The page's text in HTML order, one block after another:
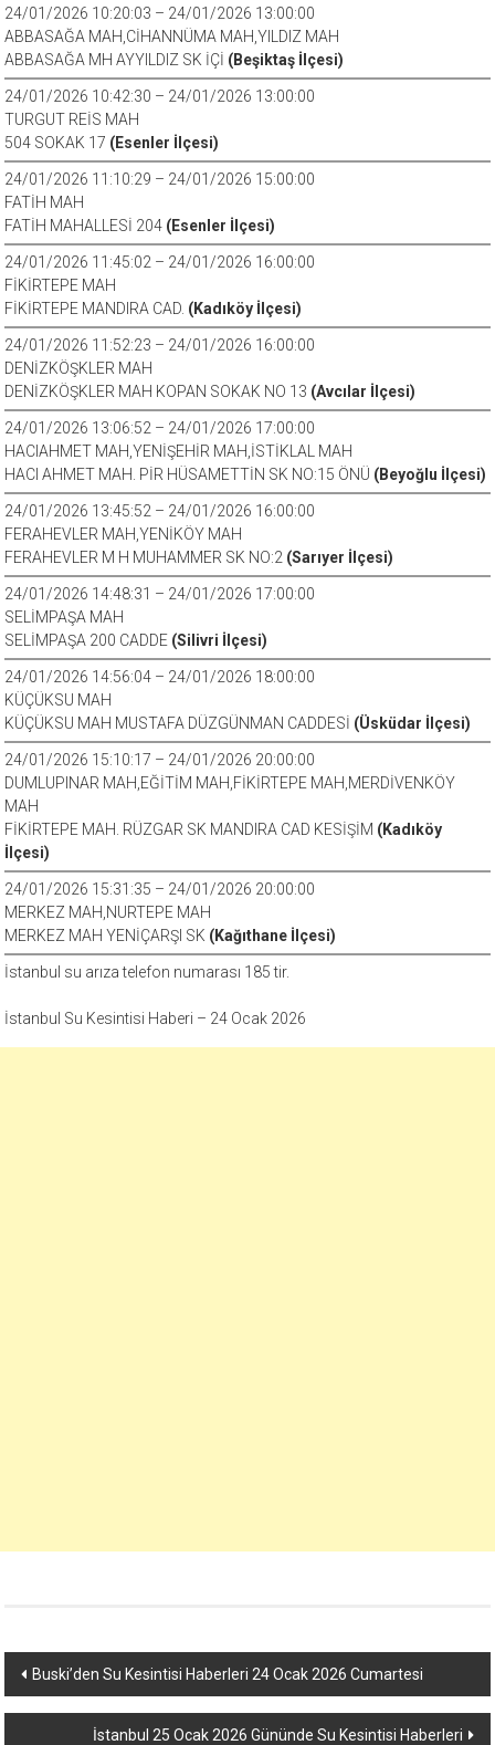
24/01/2026 10:20:03 – 24/01/2026 13:00:00
ABBASAĞA MAH,CİHANNÜMA MAH,YILDIZ MAH
ABBASAĞA MH AYYILDIZ SK İÇİ (Beşiktaş İlçesi)
24/01/2026 10:42:30 – 24/01/2026 13:00:00
TURGUT REİS MAH
504 SOKAK 17 (Esenler İlçesi)
24/01/2026 11:10:29 – 24/01/2026 15:00:00
FATİH MAH
FATİH MAHALLESİ 204 (Esenler İlçesi)
24/01/2026 11:45:02 – 24/01/2026 16:00:00
FİKİRTEPE MAH
FİKİRTEPE MANDIRA CAD. (Kadıköy İlçesi)
24/01/2026 11:52:23 – 24/01/2026 16:00:00
DENİZKÖŞKLER MAH
DENİZKÖŞKLER MAH KOPAN SOKAK NO 13 (Avcılar İlçesi)
24/01/2026 13:06:52 – 24/01/2026 17:00:00
HACIAHMET MAH,YENİŞEHİR MAH,İSTİKLAL MAH
HACI AHMET MAH. PİR HÜSAMETTİN SK NO:15 ÖNÜ (Beyoğlu İlçesi)
24/01/2026 13:45:52 – 24/01/2026 16:00:00
FERAHEVLER MAH,YENİKÖY MAH
FERAHEVLER M H MUHAMMER SK NO:2 (Sarıyer İlçesi)
24/01/2026 14:48:31 – 24/01/2026 17:00:00
SELİMPAŞA MAH
SELİMPAŞA 200 CADDE (Silivri İlçesi)
24/01/2026 14:56:04 – 24/01/2026 18:00:00
KÜÇÜKSU MAH
KÜÇÜKSU MAH MUSTAFA DÜZGÜNMAN CADDESİ (Üsküdar İlçesi)
24/01/2026 15:10:17 – 24/01/2026 20:00:00
DUMLUPINAR MAH,EĞİTİM MAH,FİKİRTEPE MAH,MERDİVENKÖY
MAH
FİKİRTEPE MAH. RÜZGAR SK MANDIRA CAD KESİŞİM (Kadıköy
İlçesi)
24/01/2026 15:31:35 – 24/01/2026 20:00:00
MERKEZ MAH,NURTEPE MAH
MERKEZ MAH YENİÇARŞI SK (Kağıthane İlçesi)
İstanbul su arıza telefon numarası 185 tir.
İstanbul Su Kesintisi Haberi – 24 Ocak 2026
Yazı
dolaşımı
Buski’den Su Kesintisi Haberleri 24 Ocak 2026 Cumartesi
İstanbul 25 Ocak 2026 Gününde Su Kesintisi Haberleri